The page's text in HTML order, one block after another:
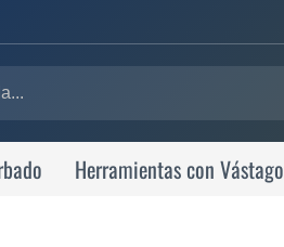
Herramientas con Vástago